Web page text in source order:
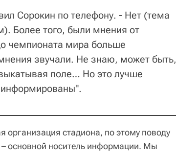
Сорокин по телефону. - Нет (тема
Более того, были мнения от
чемпионата мира больше
звучали. Не знаю, может быть,
поле… Но это лучше
информированы".
организация стадиона, по этому поводу
основной носитель информации. Мы